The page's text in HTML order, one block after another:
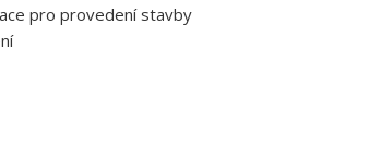
pro provedení stavby